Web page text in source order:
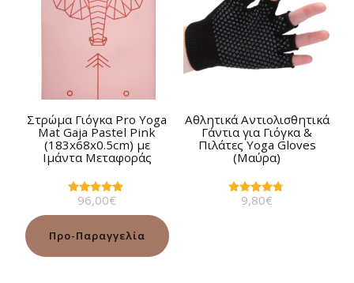
Στρώμα Γιόγκα Pro Yoga
Mat Gaja Pastel Pink
(183x68x0.5cm) με
Ιμάντα Μεταφοράς
Βαθμολογήθηκε
από 5
96,00€
Προ-Παραγγελία
Αθλητικά Αντιολισθητικά
Γάντια για Γιόγκα &
Πιλάτες Yoga Gloves
(Mαύρα)
Βαθμολογήθηκε
9,80€